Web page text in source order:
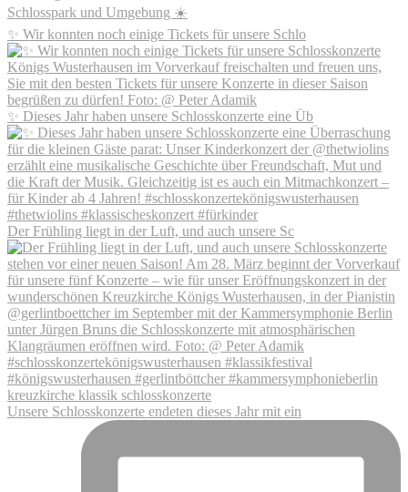
✨ Wir konnten noch einige Tickets für unsere Schlo
✨ Dieses Jahr haben unsere Schlosskonzerte eine Üb
Der Frühling liegt in der Luft, und auch unsere Sc
Unsere Schlosskonzerte endeten dieses Jahr mit ein